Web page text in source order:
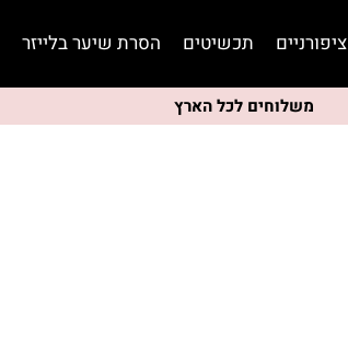
משלוחים לכל הארץ
ציפורניים תכשיטים הסרת שיער בלייזר